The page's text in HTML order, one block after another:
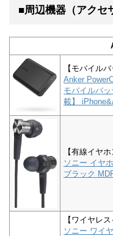
■周辺機器（アクセ
【モバイルバ
Anker
モバイルバ
載】
【有線イヤホ
ソニー イヤ
ブラック
【ワイヤレス
ソニー ワイ